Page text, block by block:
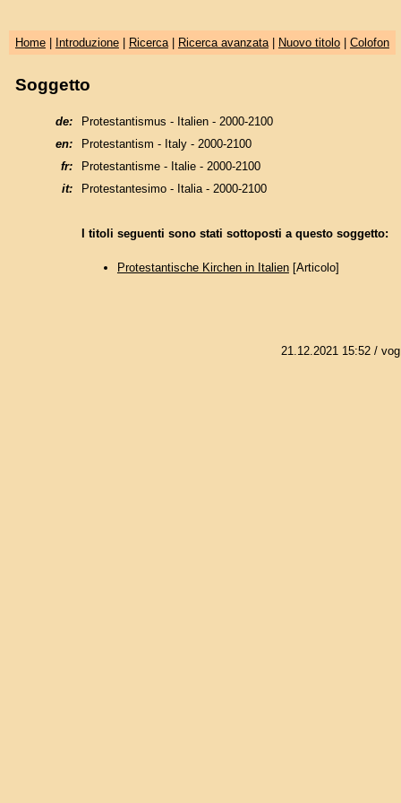
Home| Introduzione| Ricerca| Ricerca avanzata| Nuovo titolo| Colofon
Soggetto
de:
Protestantismus - Italien - 2000-2100
en:
Protestantism - Italy - 2000-2100
fr:
Protestantisme - Italie - 2000-2100
it:
Protestantesimo - Italia - 2000-2100
I titoli seguenti sono stati sottoposti a questo soggetto:
Protestantische Kirchen in Italien[Articolo]
21.12.2021 15:52/ vog